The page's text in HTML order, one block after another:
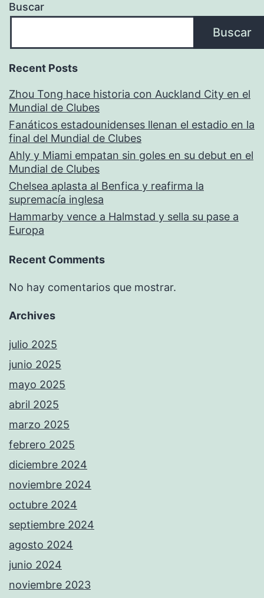
Buscar
Buscar
Recent Posts
Zhou Tong hace historia con Auckland City en el
Mundial de Clubes
Fanáticos estadounidenses llenan el estadio en la
final del Mundial de Clubes
Ahly y Miami empatan sin goles en su debut en el
Mundial de Clubes
Chelsea aplasta al Benfica y reafirma la
supremacía inglesa
Hammarby vence a Halmstad y sella su pase a
Europa
Recent Comments
No hay comentarios que mostrar.
Archives
julio 2025
junio 2025
mayo 2025
abril 2025
marzo 2025
febrero 2025
diciembre 2024
noviembre 2024
octubre 2024
septiembre 2024
agosto 2024
junio 2024
noviembre 2023